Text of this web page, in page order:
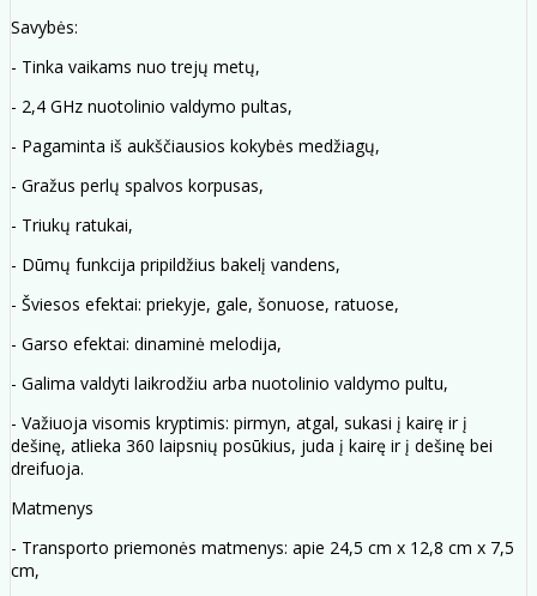
Savybės:
- Tinka vaikams nuo trejų metų,
- 2,4 GHz nuotolinio valdymo pultas,
- Pagaminta iš aukščiausios kokybės medžiagų,
- Gražus perlų spalvos korpusas,
- Triukų ratukai,
- Dūmų funkcija pripildžius bakelį vandens,
- Šviesos efektai: priekyje, gale, šonuose, ratuose,
- Garso efektai: dinaminė melodija,
- Galima valdyti laikrodžiu arba nuotolinio valdymo pultu,
- Važiuoja visomis kryptimis: pirmyn, atgal, sukasi į kairę ir į
dešinę, atlieka 360 laipsnių posūkius, juda į kairę ir į dešinę bei
dreifuoja.
Matmenys
- Transporto priemonės matmenys: apie 24,5 cm x 12,8 cm x 7,5
cm,